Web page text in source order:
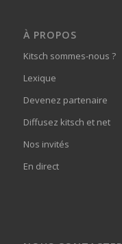
À PROPOS
Kitsch sommes-nous ?
Lexique
Devenez partenaire
Diffusez kitsch et net
Nos invités
En direct